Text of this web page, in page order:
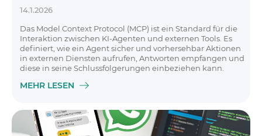
14.1.2026
Das Model Context Protocol (MCP) ist ein Standard für die
Interaktion zwischen KI-Agenten und externen Tools. Es
definiert, wie ein Agent sicher und vorhersehbar Aktionen
in externen Diensten aufrufen, Antworten empfangen und
diese in seine Schlussfolgerungen einbeziehen kann.
MEHR LESEN